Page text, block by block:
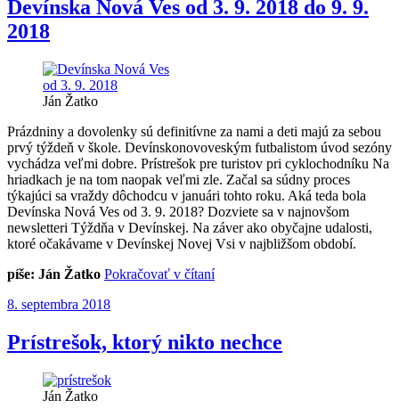
Dunajská
Devínska Nová Ves od 3. 9. 2018 do 9. 9.
2018
Ján Žatko
Prázdniny a dovolenky sú definitívne za nami a deti majú za sebou
prvý týždeň v škole. Devínskonovoveským futbalistom úvod sezóny
vychádza veľmi dobre. Prístrešok pre turistov pri cyklochodníku Na
hriadkach je na tom naopak veľmi zle. Začal sa súdny proces
týkajúci sa vraždy dôchodcu v januári tohto roku. Aká teda bola
Devínska Nová Ves od 3. 9. 2018? Dozviete sa v najnovšom
newsletteri Týždňa v Devínskej. Na záver ako obyčajne udalosti,
ktoré očakávame v Devínskej Novej Vsi v najbližšom období.
píše: Ján Žatko Pokračovať v čítaní„Devínska
3.
9.
Publikované
8. septembra 2018
Prístrešok, ktorý nikto nechce
Ján Žatko